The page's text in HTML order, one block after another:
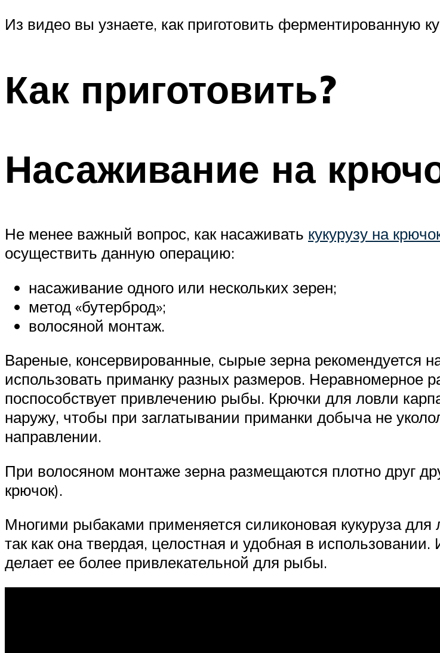
Из видео вы узнаете, как приготовить ферментированную
Как приготовить?
Насаживание на
Не менее важный вопрос, как насаживать кукурузу на
осуществить данную операцию:
насаживание одного или нескольких зерен;
метод «бутерброд»;
волосяной монтаж.
Вареные, консервированные, сырые зерна рекомендуется
использовать приманку разных размеров. Неравномерное
поспособствует привлечению рыбы. Крючки для ловли
наружу, чтобы при заглатывании приманки добыча не
направлении.
При волосяном монтаже зерна размещаются плотно друг
крючок).
Многими рыбаками применяется силиконовая кукуруза для
так как она твердая, целостная и удобная в
делает ее более привлекательной для рыбы.